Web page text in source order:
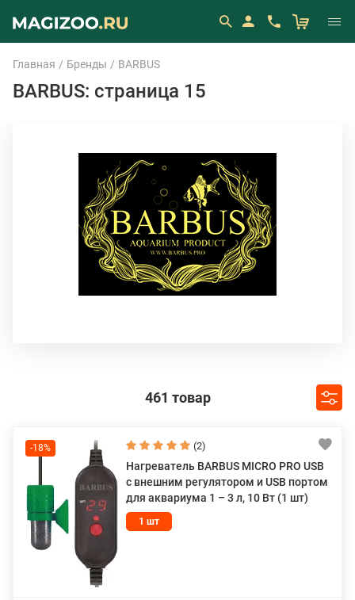
Главная Бренды BARBUS
BARBUS: страница 15
461 товар
-18% (2)
Нагреватель BARBUS MICRO PRO USB
с внешним регулятором и USB портом
для аквариума 1 – 3 л, 10 Вт (1 шт)
1 шт